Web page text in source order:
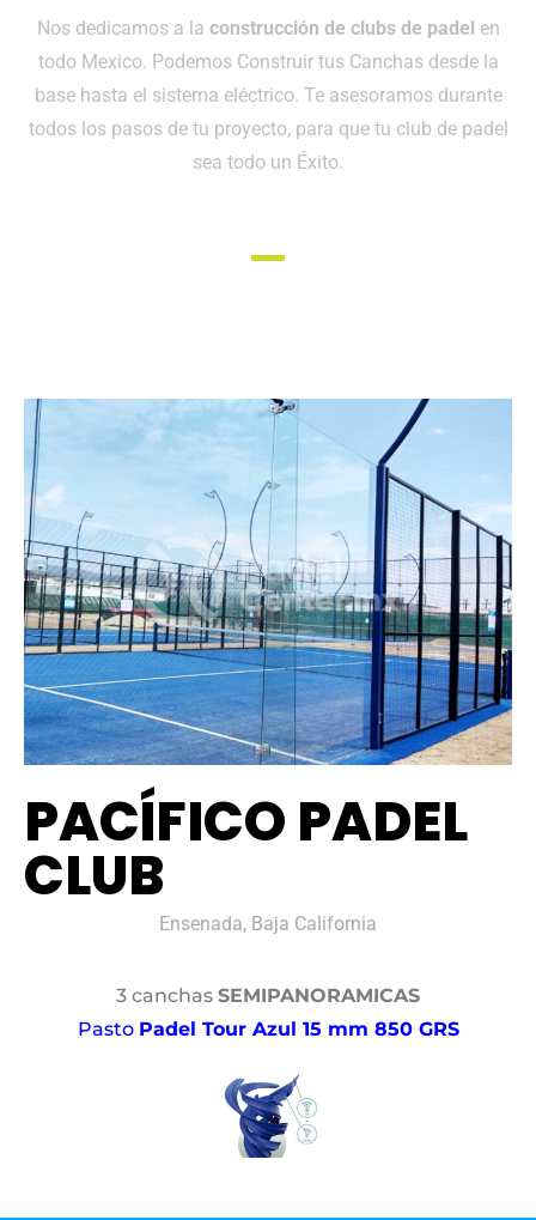
Nos dedicamos a la construcción de clubs de padel en
todo Mexico. Podemos Construir tus Canchas desde la
base hasta el sistema eléctrico. Te asesoramos durante
todos los pasos de tu proyecto, para que tu club de padel
sea todo un Éxito.
PACÍFICO PADEL
CLUB
Ensenada, Baja California
3 canchas SEMIPANORAMICAS
Pasto Padel Tour Azul 15 mm 850 GRS